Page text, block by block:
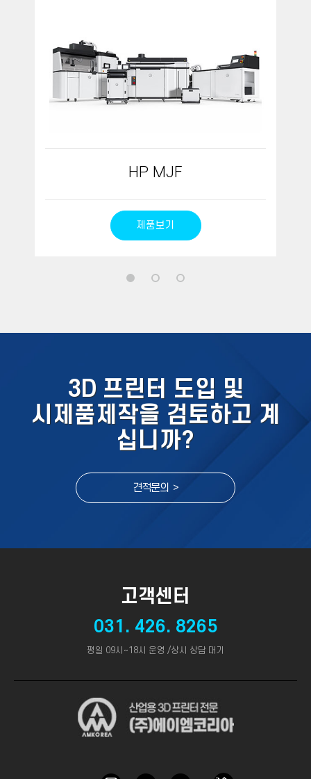
HP MJF
제품보기
3D 프린터 도입 및
시제품제작을 검토하고 계
십니까?
견적문의 >
고객센터
031. 426. 8265
평일 09시~18시 운영 /상시 상담 대기